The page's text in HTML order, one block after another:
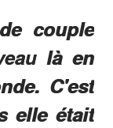
couple
là en
C'est
elle était